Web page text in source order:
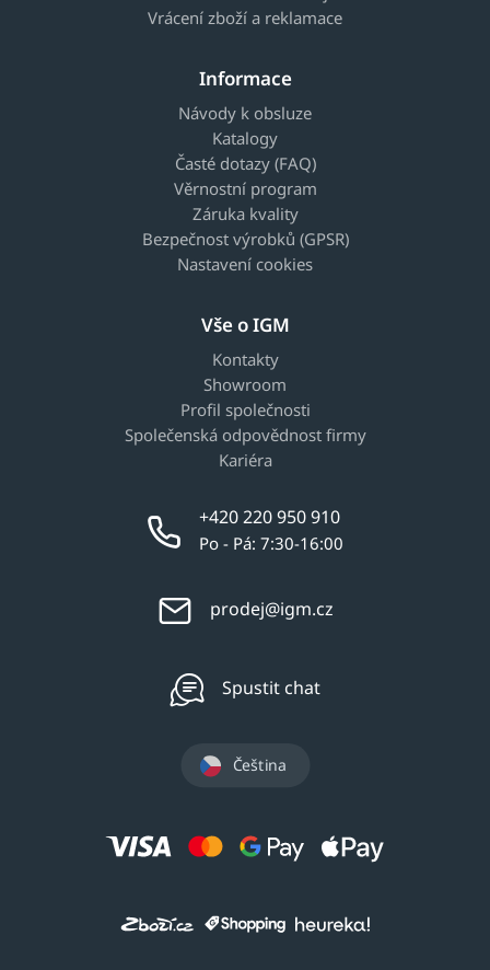
Vrácení zboží a reklamace
Informace
Návody k obsluze
Katalogy
Časté dotazy (FAQ)
Věrnostní program
Záruka kvality
Bezpečnost výrobků (GPSR)
Nastavení cookies
Vše o IGM
Kontakty
Showroom
Profil společnosti
Společenská odpovědnost firmy
Kariéra
+420 220 950 910
Po - Pá: 7:30-16:00
prodej@igm.cz
Spustit chat
Čeština